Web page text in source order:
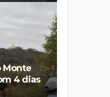
Monte
4 dias